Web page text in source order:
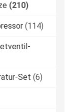
(210)
(114)
Set (6)